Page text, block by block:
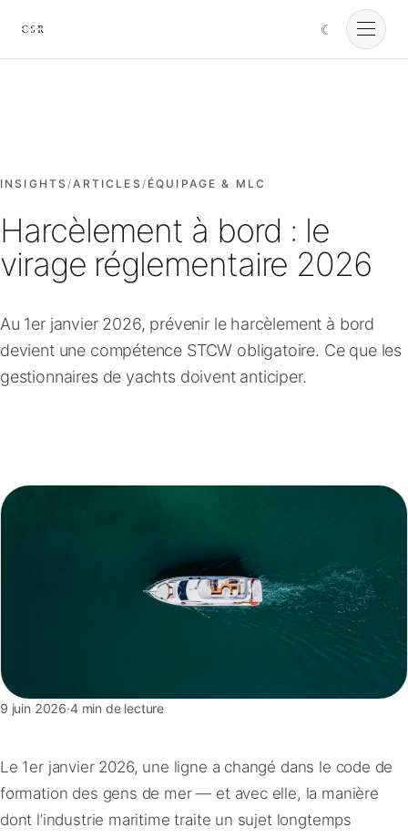
Cursorio
☾
Cursorio Manager
Tools
À propos
Contact
INSIGHTS/ARTICLES / ÉQUIPAGE & MLC
Harcèlement à bord : le
virage réglementaire 2026
Au 1er janvier 2026, prévenir le harcèlement à bord
devient une compétence STCW obligatoire. Ce que les
gestionnaires de yachts doivent anticiper.
9 juin 2026·4 min de lecture
Le 1er janvier 2026, une ligne a changé dans le code de
formation des gens de mer — et avec elle, la manière
dont l’industrie maritime traite un sujet longtemps